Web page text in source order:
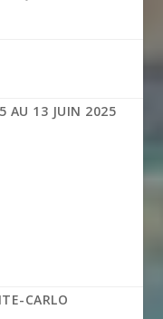
AU 13 JUIN 2025
CARLO